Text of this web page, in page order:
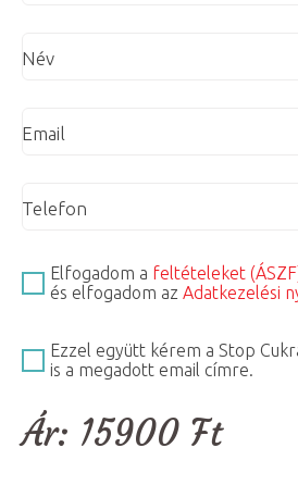
Név
Email
Telefon
Elfogadom a feltételeket
és elfogadom az Adatkezelési
Ezzel együtt kérem a Stop
is a megadott email címre.
Ár: 15900 Ft